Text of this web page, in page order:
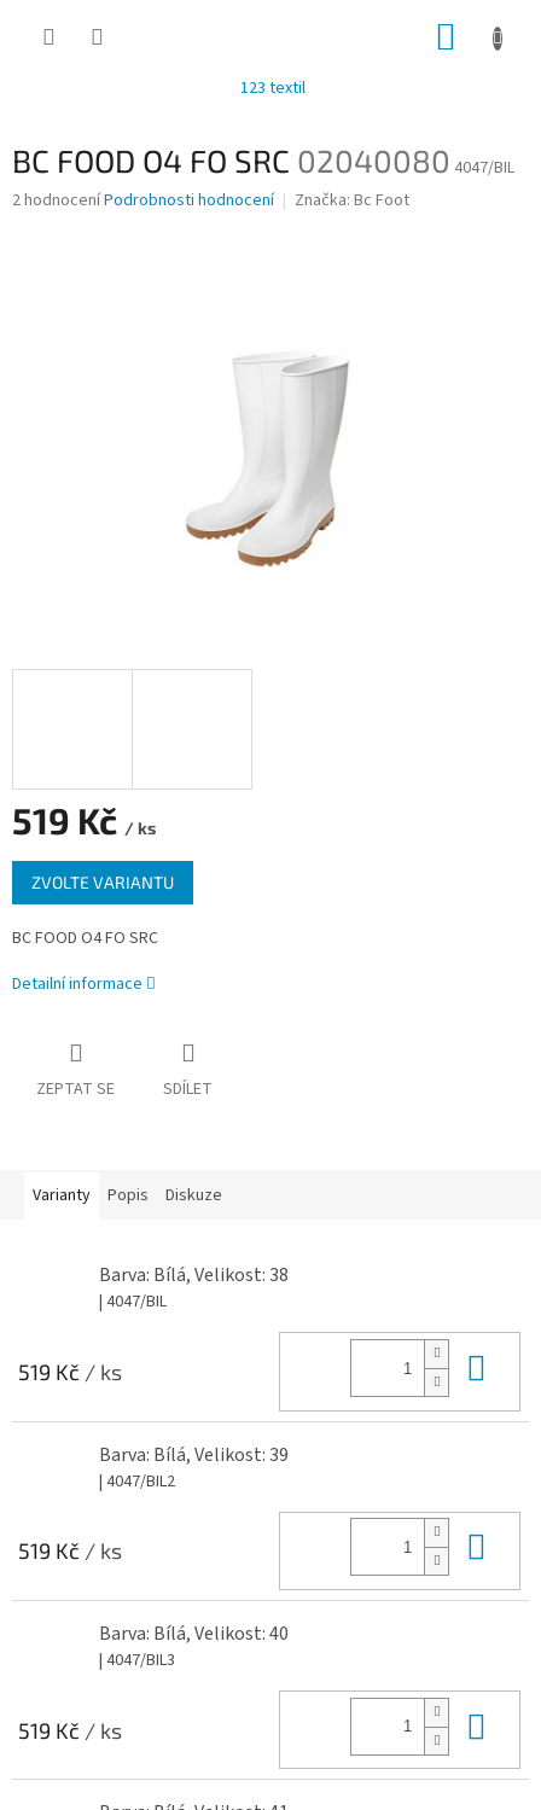
123 textil
BC FOOD O4 FO SRC 02040080 4047/BIL
Průměrné
2 hodnoceníPodrobnosti hodnocení Značka: Bc Foot
519 Kč / ks
Měrná
cena:
ZVOLTE VARIANTU
BC FOOD O4 FO SRC
Detailní informace
ZEPTAT SE SDÍLET
Varianty Popis Diskuze
Barva: Bílá, Velikost: 38
| 4047/BIL
519 Kč / ks
Barva: Bílá, Velikost: 39
| 4047/BIL2
519 Kč / ks
Barva: Bílá, Velikost: 40
| 4047/BIL3
519 Kč / ks